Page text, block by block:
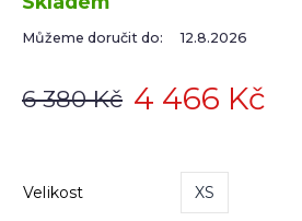
Velikost XS
6 380 Kč 4 466 Kč
Můžeme doručit do: 12.8.2026